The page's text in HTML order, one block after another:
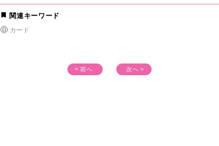
関連キーワード
カード
< 前へ 次へ >